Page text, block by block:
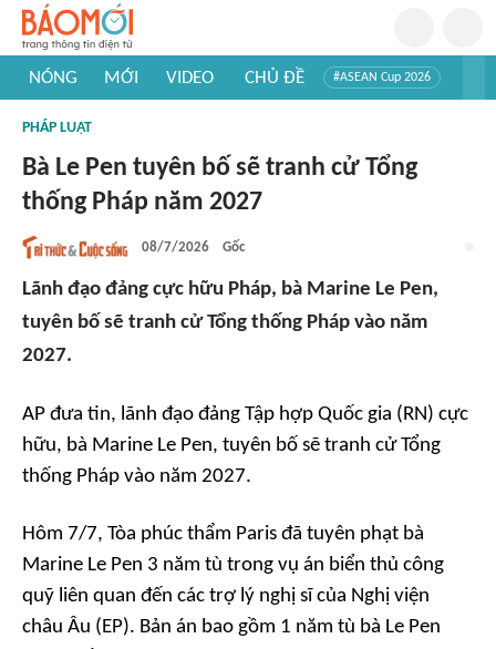
NÓNG MỚI VIDEO CHỦ ĐỀ #ASEAN Cup 2026
#Khám phá thế giới
PHÁP LUẬT
Bà Le Pen tuyên bố sẽ tranh cử Tổng
thống Pháp năm 2027
08/7/2026 Gốc
Lãnh đạo đảng cực hữu Pháp, bà Marine Le Pen,
tuyên bố sẽ tranh cử Tổng thống Pháp vào năm
2027.
AP đưa tin, lãnh đạo đảng Tập hợp Quốc gia (RN) cực
hữu, bà Marine Le Pen, tuyên bố sẽ tranh cử Tổng
thống Pháp vào năm 2027.
Hôm 7/7, Tòa phúc thẩm Paris đã tuyên phạt bà
Marine Le Pen 3 năm tù trong vụ án biển thủ công
quỹ liên quan đến các trợ lý nghị sĩ của Nghị viện
châu Âu (EP). Bản án bao gồm 1 năm tù bà Le Pen